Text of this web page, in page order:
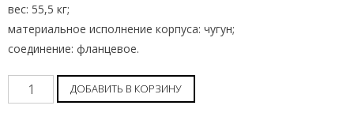
вес: 55,5 кг;
материальное исполнение корпуса: чугун;
соединение: фланцевое.
Гидрант
пожарный
ДОБАВИТЬ В КОРЗИНУ